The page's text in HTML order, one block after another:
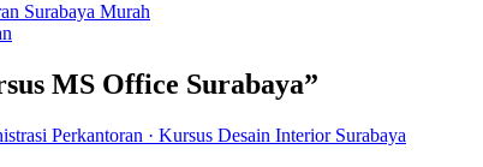
Surabaya Murah
MS Office Surabaya”
Perkantoran · Kursus Desain Interior Surabaya